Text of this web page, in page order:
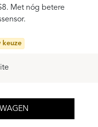
Met nóg betere
keuze